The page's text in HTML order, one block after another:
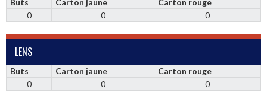
Buts Carton jaune
Carton rouge
0
0 0
LENS
Buts Carton jaune
Carton rouge
0
0 0